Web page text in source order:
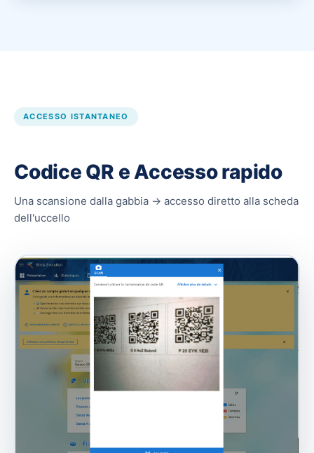
ACCESSO ISTANTANEO
Codice QR e Accesso rapido
Una scansione dalla gabbia → accesso diretto alla scheda
dell'uccello